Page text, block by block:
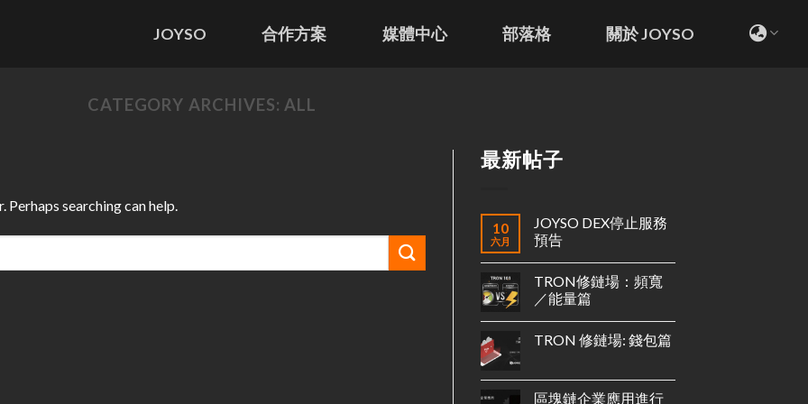
JOYSO 合作方案 媒體中心 部落格 關於 JOYSO
CATEGORY ARCHIVES: ALL
Perhaps searching can help.
最新帖子
10
六月
JOYSO DEX停止服務
預告
TRON修鏈場：頻寬
／能量篇
TRON 修鏈場: 錢包篇
區塊鏈企業應用進行